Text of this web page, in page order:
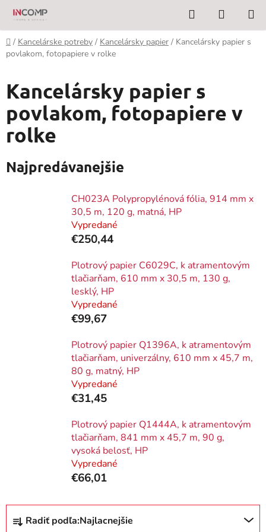
Prejsť
obsah
Hľadať
KOŠÍK
Domov
/ Kancelárske potreby / Kancelársky papier / Kancelársky papier s
povlakom, fotopapiere v rolke
Kancelársky papier s
povlakom, fotopapiere v
rolke
Najpredávanejšie
CH023A Polypropylénová fólia, 914 mm x
30,5 m, 120 g, matná, HP
Vypredané
€250,44
Plotrový papier C6029C, k atramentovým
tlačiarňam, 610 mm x 30,5 m, 130 g,
lesklý, HP
Vypredané
€99,67
Plotrový papier Q1396A, k atramentovým
tlačiarňam, univerzálny, 610 mm x 45,7 m,
80 g, matný, HP
Vypredané
€31,45
Plotrový papier Q1444A, k atramentovým
tlačiarňam, 841 mm x 45,7 m, 90 g,
vysoká belosť, HP
Vypredané
€66,01
R
Radiť podľa:Najlacnejšie